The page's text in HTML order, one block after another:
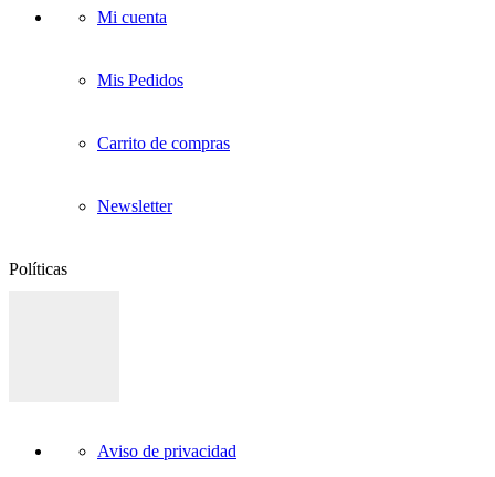
Mi cuenta
Mis Pedidos
Carrito de compras
Newsletter
Políticas
Aviso de privacidad